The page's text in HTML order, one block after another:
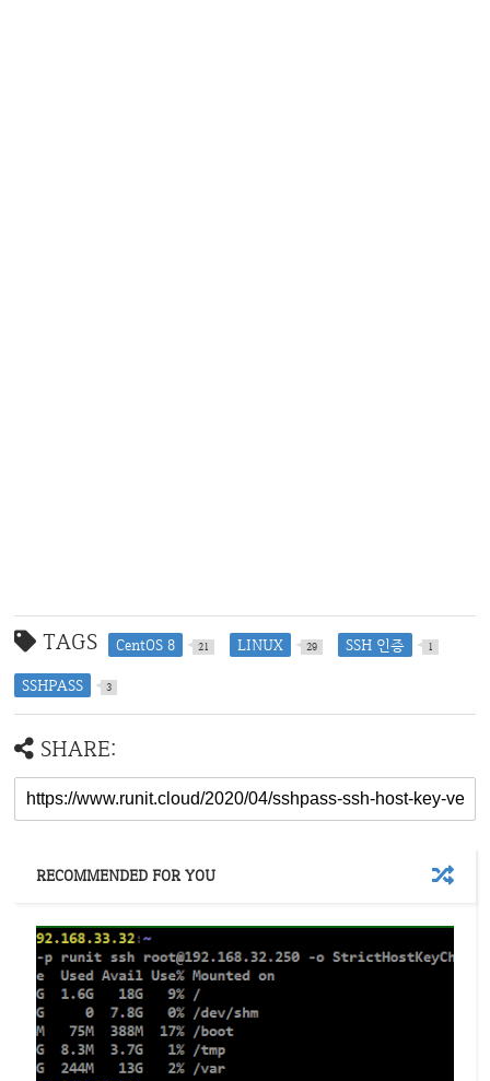
TAGS CentOS 8 21 LINUX 29 SSH 인증 1
SSHPASS 3
SHARE:
RECOMMENDED FOR YOU